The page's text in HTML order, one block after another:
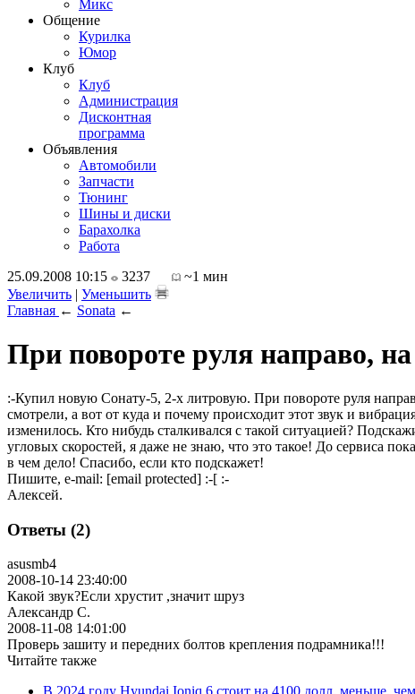
Микс
Общение
Курилка
Юмор
Клуб
Клуб
Администрация
Дисконтная
программа
Объявления
Автомобили
Запчасти
Тюнинг
Шины и диски
Барахолка
Работа
25.09.2008 10:15
3237
~1 мин
Увеличить | Уменьшить
Главная ← Sonata ←
При повороте руля направо,
:-Купил новую Сонату-5, 2-х литровую. При повороте руля
смотрели, а вот от куда и почему происходит этот звук и
изменилось. Кто нибудь сталкивался с такой ситуацией?
угловых скоростей, я даже не знаю, что это такое! До сервиса
в чем дело! Спасибо, если кто подскажет!
Пишите, e-mail: [email protected] :-[ :-
Алексей.
Ответы (2)
asusmb4
2008-10-14 23:40:00
Какой звук?Если хрустит ,значит шруз
Александр С.
2008-11-08 14:01:00
Проверь зашиту и передних болтов крепления подрамника!!!
Читайте также